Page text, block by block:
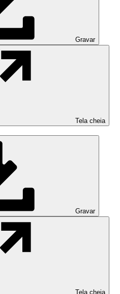
Gravar
Tela cheia
Gravar
Tela cheia